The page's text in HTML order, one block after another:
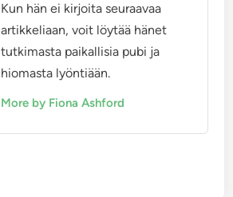
Kun hän ei kirjoita seuraavaa
artikkeliaan, voit löytää hänet
tutkimasta paikallisia pubi ja
hiomasta lyöntiään.
More by Fiona Ashford